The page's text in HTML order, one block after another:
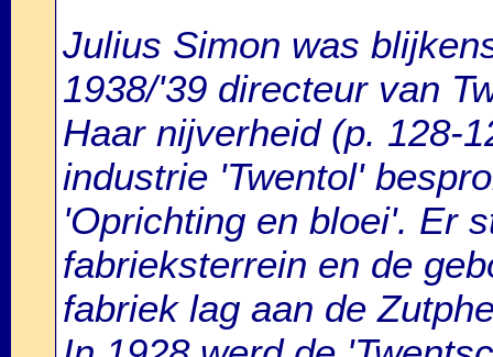
Julius Simon was
1938/'39 directeur van
Haar nijverheid (p. 128-
industrie 'Twentol'
'Oprichting en bloei'. Er
fabrieksterrein en de
fabriek lag aan de